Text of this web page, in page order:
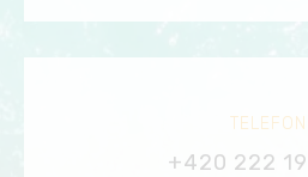
TELEFON
+420 222